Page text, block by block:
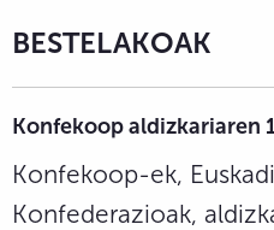
BESTELAKOAK
Konfekoop aldizkariaren
Konfekoop-ek,
Konfederazioak,